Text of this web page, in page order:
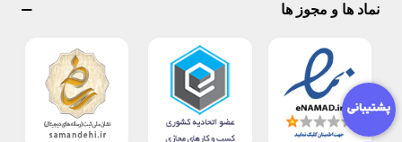
کوله حمل
کوله حملاین مدل‌ها برای جابه‌جایی تجهیزات یا بار با ساختاری
نماد ها و مجوز ها